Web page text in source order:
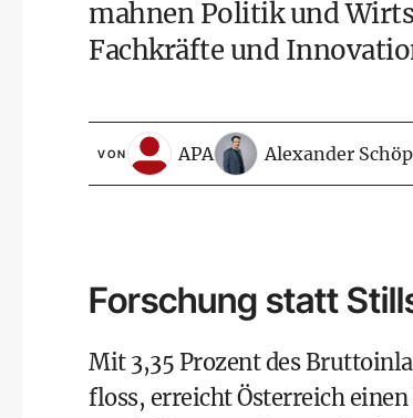
mahnen Politik und
Fachkräfte und
VON APA Alexander
Forschung statt
Mit 3,35 Prozent des
floss, erreicht Österreich